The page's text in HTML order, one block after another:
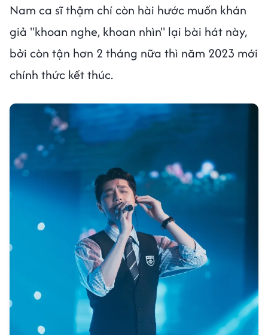
Nam ca sĩ thậm chí còn hài hước muốn khán
giả "khoan nghe, khoan nhìn" lại bài hát này,
bởi còn tận hơn 2 tháng nữa thì năm 2023 mới
chính thức kết thúc.